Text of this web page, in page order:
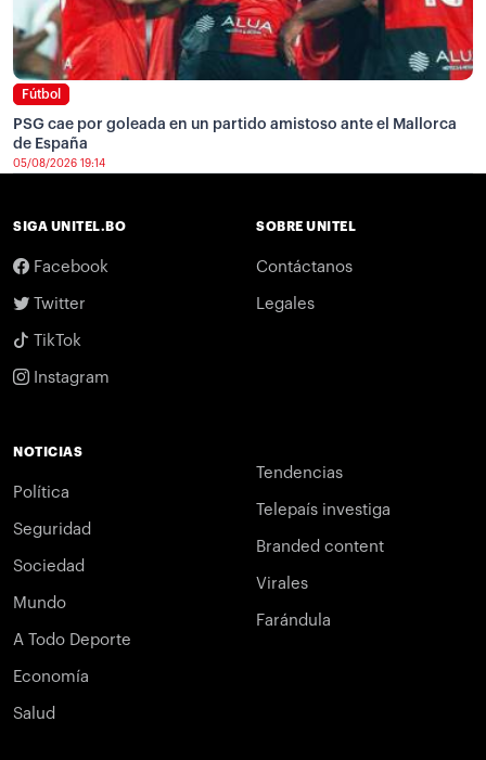
Fútbol
PSG cae por goleada en un partido amistoso ante el Mallorca
de España
05/08/2026 19:14
SIGA UNITEL.BO
Facebook
Twitter
TikTok
Instagram
SOBRE UNITEL
Contáctanos
Legales
NOTICIAS
Política
Seguridad
Sociedad
Mundo
A Todo Deporte
Economía
Salud
Tendencias
Telepaís investiga
Branded content
Virales
Farándula